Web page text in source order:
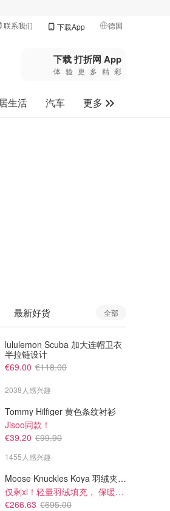
联系我们 下载App 德国
🇺🇸美国
🇨🇳中国
🇨🇦加拿大
下载 打折网 App
体验更多精彩
生活 汽车
更多
最新好货 全部
lululemon Scuba 加大连帽卫衣
半拉链设计
€69.00 €118.00
2038人感兴趣
Tommy Hilfiger 黄色条纹衬衫
Jisoo同款！
€39.20 €99.90
1455人感兴趣
Moose Knuckles Koya 羽绒夹克 黑色
仅剩xl！轻量羽绒填充， 保暖不厚重
€266.63 €695.00